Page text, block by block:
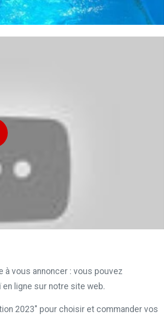
à vous annoncer : vous pouvez
ligne sur notre site web.
2023" pour choisir et commander vos